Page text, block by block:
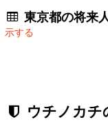
東京都の将来
示する
ウチノカチ